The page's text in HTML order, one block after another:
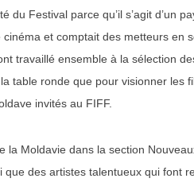
Festival parce qu’il s’agit d’un
et comptait des metteurs en
travaillé ensemble à la sélection
table ronde que pour visionner les
invités au FIFF.
la Moldavie dans la section
que des artistes talentueux qui font